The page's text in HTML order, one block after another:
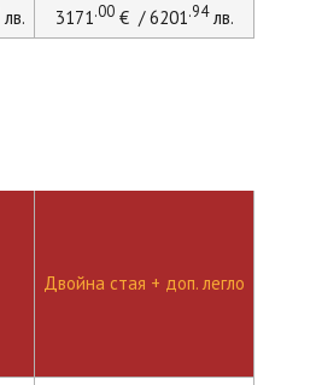
лв. 3171.00€ / 6201.94лв.
Двойна стая + доп. легло